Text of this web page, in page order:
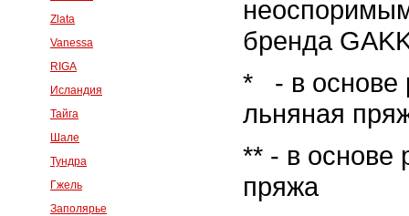
Zlata
Vanessa
RIGA
Исландия
Тайга
Шале
Тундра
Гжель
Заполярье
бренда
* - в основе
льняная
** - в основе
пряжа